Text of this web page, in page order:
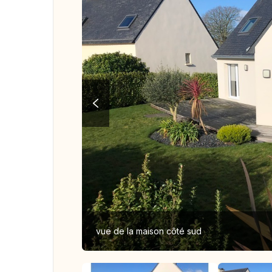
vue de la maison côté sud